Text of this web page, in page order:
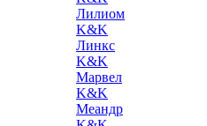
Лилиом
K&K
Линкс
K&K
Марвел
K&K
Меандр